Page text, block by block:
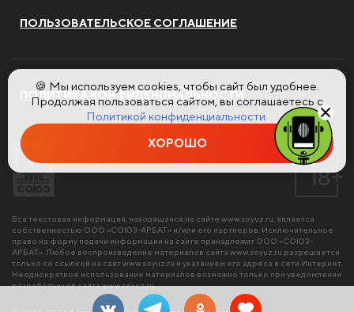
ПОЛЬЗОВАТЕЛЬСКОЕ СОГЛАШЕНИЕ
ПОЛИТИКА КОНФИДЕНЦИАЛЬНОСТИ
Вся текстовая информация, находящаяся на сайте www.soyuz.ru , является
собственностью ООО «СОЮЗ-АРБАТ» и/или его партнеров. Исключительное
право на форму подачи информации на сайте принадлежит ООО «СОЮЗ-
АРБАТ». Любое воспроизведение материалов сайта www.soyuz.ru разрешается
только со ссылкой на сайтwww.soyuz.ru и указанием его адреса в сети Интернет.
Неоднократное использование материалов возможно только при уведомлении
разработчиков сайтаwww.soyuz.ru.
🍪 Мы используем cookies, чтобы сайт был удобнее.
Продолжая пользоваться сайтом, вы соглашаетесь с
Политикой конфиденциальности.
ХОРОШО